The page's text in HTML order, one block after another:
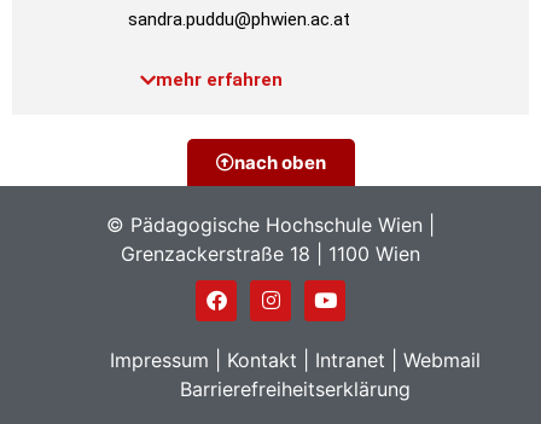
sandra.puddu@phwien.ac.at
Raum:4.0.067
mehr erfahren
nach oben
© Pädagogische Hochschule Wien |
Grenzackerstraße 18 | 1100 Wien
Impressum Kontakt Intranet
Webmail
Barrierefreiheitserklärung